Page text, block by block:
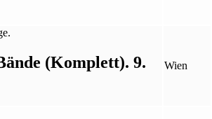
(Komplett). 9.
Wien